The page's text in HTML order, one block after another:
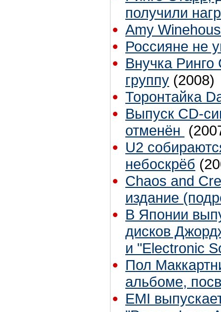
получили
Amy
Россияне не
Внучка Ринго
группу (2008)
Торонтайка
Выпуск CD-
отменён
U2
небоскрёб
Chaos and
издание
В Японии
дисков
и "Electronic
Пол
альбоме,
EMI